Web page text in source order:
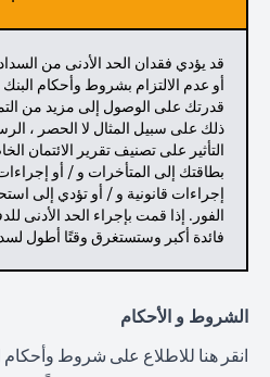
قد يؤدي فقدان الحد الأدنى من
أو عدم الالتزام بشروط وأحكام
قدرتك على الوصول إلى مزيد من
ذلك على سبيل المثال لا الحصر ،
التأثير على تصنيف تقرير الائتمان
بطاقتك إلى المتأخرات و / أو
إجراءات قانونية و / أو تؤدي إلى
الفور. إذا قمت بإجراء الحد الأدنى
فائدة أكبر وستستغرق وقتًا أطول
الشروط و الأحكام
انقر هنا للاطلاع على شروط وأحكام